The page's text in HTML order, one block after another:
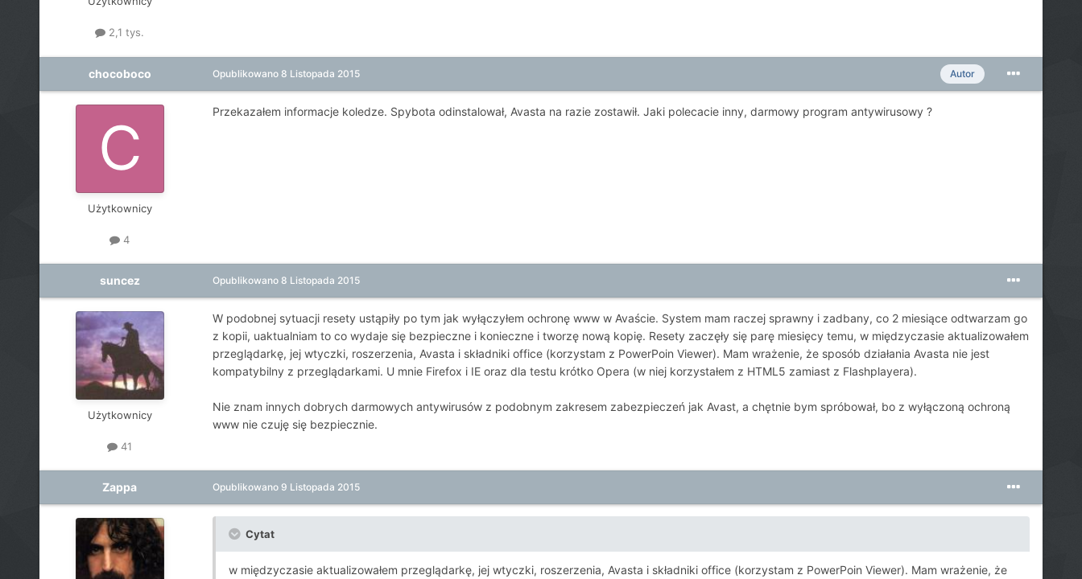
2,1 tys.
chocoboco
Użytkownicy
4
Autor
Opublikowano 8 Listopada 2015
Przekazałem informacje koledze. Spybota odinstalował, Avasta na razie zostawił. Jaki polecacie inny, darmowy program antywirusowy ?
suncez
Użytkownicy
41
Opublikowano 8 Listopada 2015
W podobnej sytuacji resety ustąpiły po tym jak wyłączyłem ochronę www w Avaście. System mam raczej sprawny i zadbany, co 2 miesiące odtwarzam go
z kopii, uaktualniam to co wydaje się bezpieczne i konieczne i tworzę nową kopię. Resety zaczęły się parę miesięcy temu, w międzyczasie aktualizowałem
przeglądarkę, jej wtyczki, roszerzenia, Avasta i składniki office (korzystam z PowerPoin Viewer). Mam wrażenie, że sposób działania Avasta nie jest
kompatybilny z przeglądarkami. U mnie Firefox i IE oraz dla testu krótko Opera (w niej korzystałem z HTML5 zamiast z Flashplayera).
Nie znam innych dobrych darmowych antywirusów z podobnym zakresem zabezpieczeń jak Avast, a chętnie bym spróbował, bo z wyłączoną ochroną
www nie czuję się bezpiecznie.
Zappa Opublikowano 9 Listopada 2015
Cytat
w międzyczasie aktualizowałem przeglądarkę, jej wtyczki, roszerzenia, Avasta i składniki office (korzystam z PowerPoin Viewer). Mam wrażenie, że